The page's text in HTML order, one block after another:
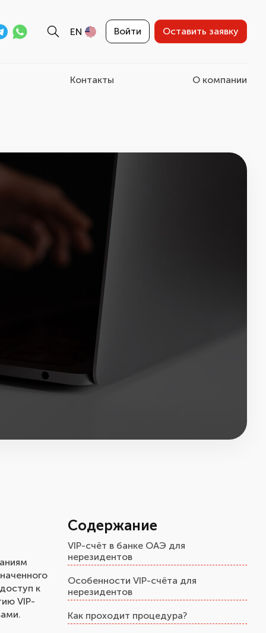
EN Войти Оставить заявку
Контакты О компании
к
VIP-
Содержание
VIP-счёт в банке ОАЭ для
нерезидентов
Особенности VIP-счёта для
нерезидентов
Как проходит процедура?